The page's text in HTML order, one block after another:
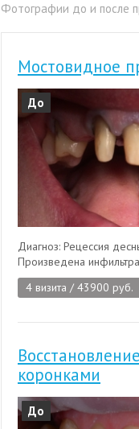
Фотографии до и после
Мостовидное
До
Диагноз: Рецессия
Произведена
4 визита / 43900 руб.
коронками
До